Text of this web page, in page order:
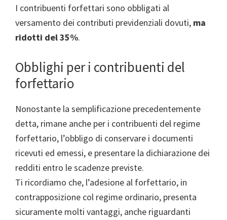
I contribuenti forfettari sono obbligati al
versamento dei contributi previdenziali dovuti, ma
ridotti del 35%.
Obblighi per i contribuenti del
forfettario
Nonostante la semplificazione precedentemente
detta, rimane anche per i contribuenti del regime
forfettario, l’obbligo di conservare i documenti
ricevuti ed emessi, e presentare la dichiarazione dei
redditi entro le scadenze previste.
Ti ricordiamo che, l’adesione al forfettario, in
contrapposizione col regime ordinario, presenta
sicuramente molti vantaggi, anche riguardanti